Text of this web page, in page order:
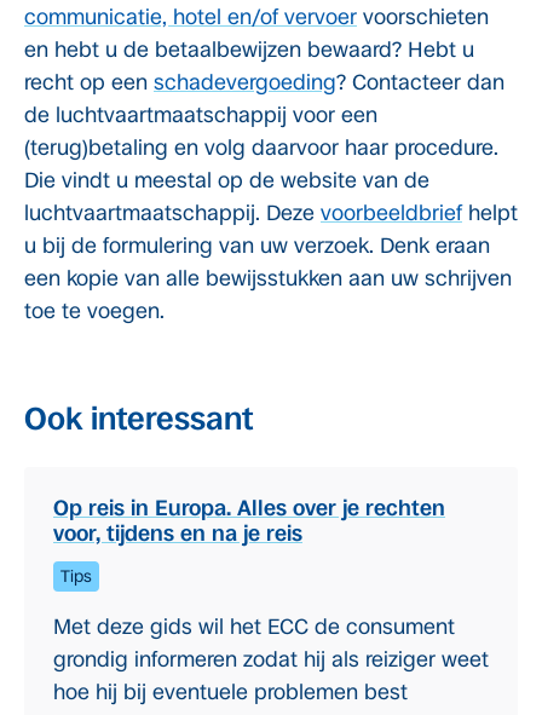
communicatie, hotel en/of vervoer voorschieten
en hebt u de betaalbewijzen bewaard? Hebt u
recht op een schadevergoeding? Contacteer dan
de luchtvaartmaatschappij voor een
(terug)betaling en volg daarvoor haar procedure.
Die vindt u meestal op de website van de
luchtvaartmaatschappij. Deze voorbeeldbriefhelpt
u bij de formulering van uw verzoek. Denk eraan
een kopie van alle bewijsstukken aan uw schrijven
toe te voegen.
Ook interessant
Op reis in Europa. Alles over je rechten
voor, tijdens en na je reis
Tips
Met deze gids wil het ECC de consument
grondig informeren zodat hij als reiziger weet
hoe hij bij eventuele problemen best